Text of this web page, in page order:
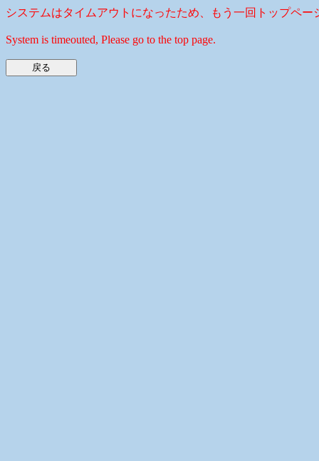
システムはタイムアウトになったため、もう一回トップペー
System is timeouted, Please go to the top page.